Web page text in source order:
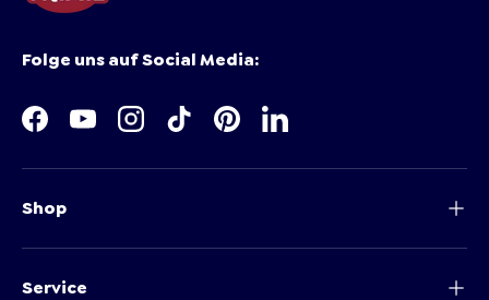
Folge uns auf Social Media:
Facebook
YouTubeInstagram
TikTokPinterestLinkedIn
Shop
Service